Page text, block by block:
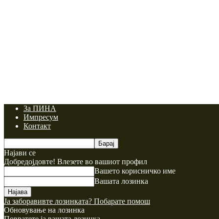
За ПИНА
Импресум
Контакт
Најави се
Добредојдовте! Влезете во вашиот профил
Вашето корисничко име
Вашата лозинка
Ја заборавивте лозинката? Побарате помош
Обновување на лозинка